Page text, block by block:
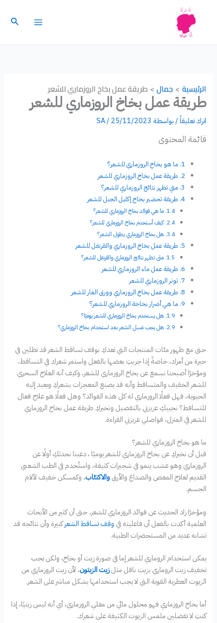
الرئيسية جمال طريقة عمل بخاخ الروزماري للشعر
طريقة عمل بخاخ الروزماري للشعر
اترك تعليقاً/ بواسطة SA/ 25/11/2023
قائمة المحتوى
ما هو بخاخ الروزماري للشعر؟
طريقة عمل بخاخ الروزماري للشعر
متي تظهر نتائج الروزماري للشعر؟
طريقة تحضير بخاخ إكليل الجبل للشعر
ما هي فوائد بخاخ الروزماري للشعر؟
كيف أستخدم بخاخ الروزماري للشعر؟
هل بخاخ الروزماري يطول الشعر؟
طريقة عمل بخاخ الروزماري والقرنفل للشعر
متى تظهر نتائج الروزماري والقرنفل للشعر؟
طريقة عمل ماء الروزماري للشعر
تونر الروزماري للشعر
طريقة عمل بخاخ الروزماري وورق الغار للشعر
ما هي أضرار بخاخة الروزماري للشعر؟
هل يستخدم بخاخ الروزماري للشعر يوميًا؟
هل يجب غسل الشعر بعد استخدام بخاخ الروزماري؟
حتى مع ظهور مئات المنتجات التي تعدكِ بوقف تساقط الشعر قد تظلين في
حيرة من أمرك، خاصةً إذا جربتِ بعضها بالفعل واستمر شعرك في التساقط،
ومؤخرًا أصبحنا نسمع عن بخاخ الروزماري للشعر، وكيف أنه العلاج السحري
للشعر الخفيف والمتساقط وأنه قد يصنع المعجزات بشعركِ ويعيد إليه
الحيوية، فهل فعلًا الروزماري له كل هذه الفوائد؟ وهل فعلًا هو علاج فعال
للتساقط؟ نجيبكِ عزيزتي بالتفصيل ونخبركِ طريقة عمل بخاح الروزماري
للشعر في المنزل، فواصلي عزيزتي القراءة.
ما هو بخاخ الروزماري للشعر؟
قبل أن نخبركِ عن بخاخ الروزماري للشعر يوميًا ، دعينا نحدثكِ أولًا عن
الروزماري وهو عشب ينمو في شجيرات كثيفة، واستُخدم في الطب الشعبي
القديم لعلاج المغص والصداع والأرقوالاكتئاب، وكمسكن خفيف لآلام
الجسم.
ومؤخرًا زاد الحديث عن فوائد الروزماري للشعر، حتى أن كثير من الأبحاث
العلمية أكدت بالفعل أن فاعليته في وقف تساقط الشعركبيرة وأن نتائجه قد
تشابه عديد من المستحضرات الطبية.
يمكن استخدام الروماري للشعر إما في صورة زيت أو بخاخ، ولكن يجب
تخفيف زيت الروماري بزيت ناقل مثلزيت الزيتون، لأن زيت الروزماري من
الزيوت العطرية القوية التي لا يجب استخدامها بشكل مباشر على الشعر.
أما بخاخ الروزماري فهو محلول مائي من مغلي الروزماري، أي أنه ليس زيتيًا، إذا
كنتِ لا تفضلين ملمس الزيوت الكثيفة على شعرك.